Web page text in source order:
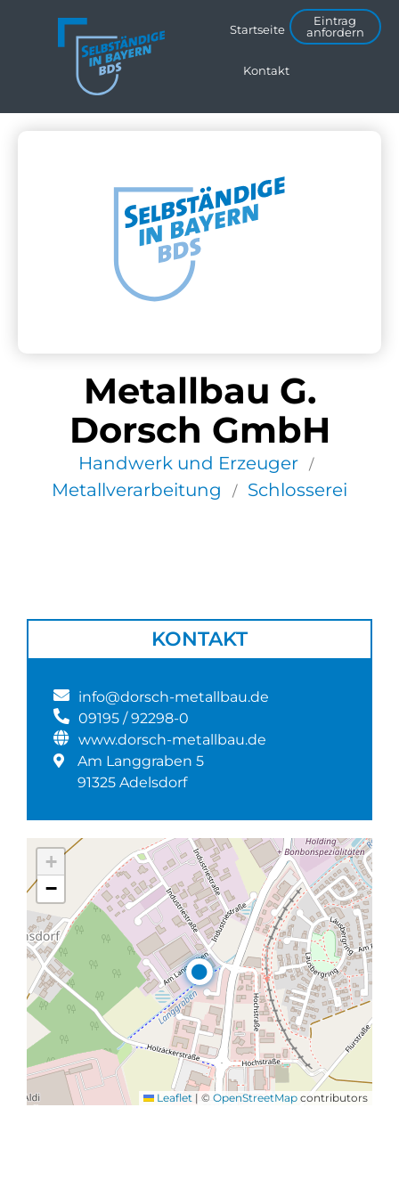
Startseite
Kontakt
Eintrag
anfordern
Metallbau G.
Dorsch GmbH
Handwerk und Erzeuger /
Metallverarbeitung / Schlosserei
KONTAKT
info@dorsch-metallbau.de
09195 / 92298-0
www.dorsch-metallbau.de
Am Langgraben 5
91325 Adelsdorf
+
−
Leaflet | © OpenStreetMap contributors